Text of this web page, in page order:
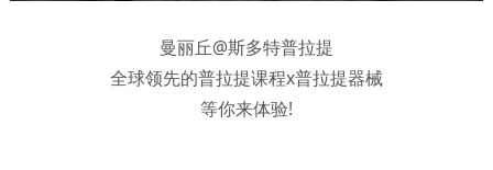
曼丽丘@斯多特普拉提
全球领先的普拉提课程x普拉提器械
等你来体验!